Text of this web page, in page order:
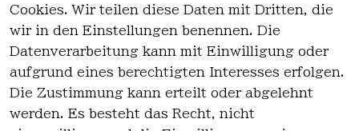
Cookies. Wir teilen diese Daten mit Dritten, die
wir in den Einstellungen benennen. Die
Datenverarbeitung kann mit Einwilligung oder
aufgrund eines berechtigten Interesses erfolgen.
Die Zustimmung kann erteilt oder abgelehnt
werden. Es besteht das Recht, nicht
es
AGB
Datenschutz
Kontakt
Kontakt
Registrieren